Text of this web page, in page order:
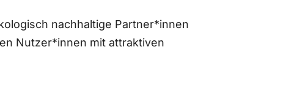
nachhaltige Partner*innen
Nutzer*innen mit attraktiven